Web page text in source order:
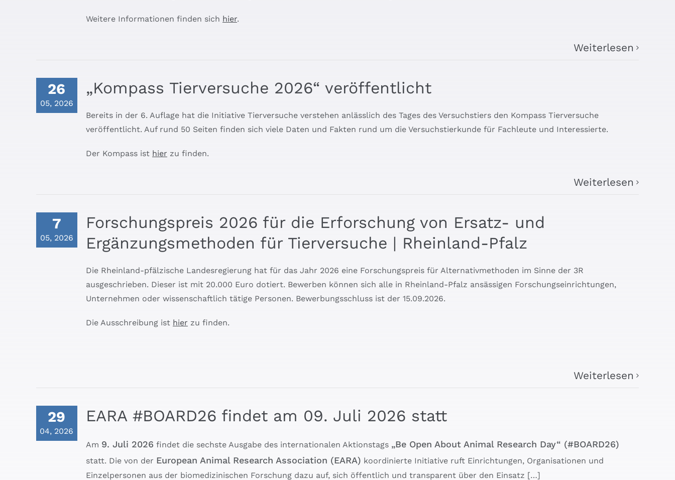
Weitere Informationen finden sich hier.
Weiterlesen
26
05, 2026
„Kompass Tierversuche 2026“ veröffentlicht
Bereits in der 6. Auflage hat die Initiative Tierversuche verstehen anlässlich des Tages des Versuchstiers den Kompass Tierversuche
veröffentlicht. Auf rund 50 Seiten finden sich viele Daten und Fakten rund um die Versuchstierkunde für Fachleute und Interessierte.
Der Kompass ist hier zu finden.
Weiterlesen
7
05, 2026
Forschungspreis 2026 für die Erforschung von Ersatz- und
Ergänzungsmethoden für Tierversuche | Rheinland-Pfalz
Die Rheinland-pfälzische Landesregierung hat für das Jahr 2026 eine Forschungspreis für Alternativmethoden im Sinne der 3R
ausgeschrieben. Dieser ist mit 20.000 Euro dotiert. Bewerben können sich alle in Rheinland-Pfalz ansässigen Forschungseinrichtungen,
Unternehmen oder wissenschaftlich tätige Personen. Bewerbungsschluss ist der 15.09.2026.
Die Ausschreibung ist hier zu finden.
Weiterlesen
29
04, 2026
EARA #BOARD26 findet am 09. Juli 2026 statt
Am 9. Juli 2026 findet die sechste Ausgabe des internationalen Aktionstags „Be Open About Animal Research Day“ (#BOARD26)
statt. Die von der European Animal Research Association (EARA) koordinierte Initiative ruft Einrichtungen, Organisationen und
Einzelpersonen aus der biomedizinischen Forschung dazu auf, sich öffentlich und transparent über den Einsatz […]